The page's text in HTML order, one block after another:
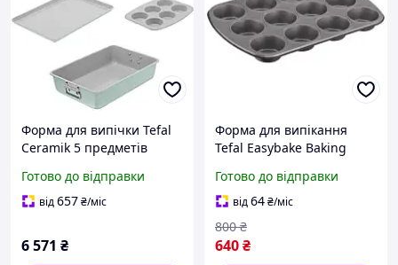
Форма для випічки Tefal
Ceramik 5 предметів
Готово до відправки
від657₴/міс
6 571 ₴
Форма для випікання
Tefal Easybake Baking
mars
Готово до відправки
від64₴/міс
640₴
800 ₴